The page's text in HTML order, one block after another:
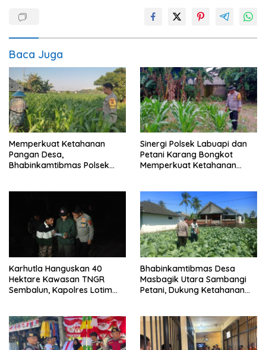
Baca Juga
Memperkuat Ketahanan
Pangan Desa,
Bhabinkamtibmas Polsek
Sinergi Polsek Labuapi dan
Petani Karang Bongkot
Memperkuat Ketahanan
Karhutla Hanguskan 40
Hektare Kawasan TNGR
Sembalun, Kapolres Lotim
Bhabinkamtibmas Desa
Masbagik Utara Sambangi
Petani, Dukung Ketahanan